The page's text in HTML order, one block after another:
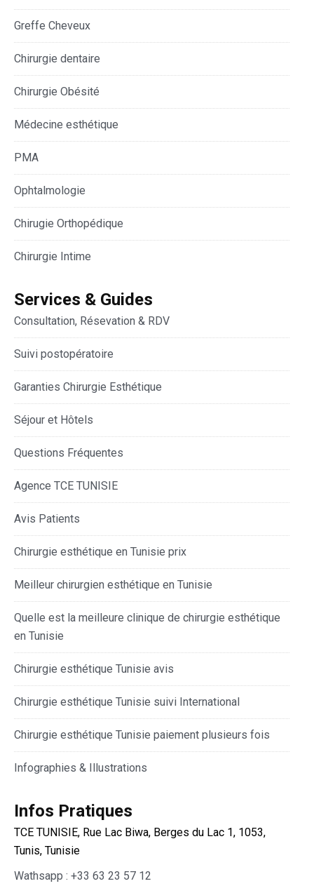
Greffe Cheveux
Chirurgie dentaire
Chirurgie Obésité
Médecine esthétique
PMA
Ophtalmologie
Chirugie Orthopédique
Chirurgie Intime
Services & Guides
Consultation, Résevation & RDV
Suivi postopératoire
Garanties Chirurgie Esthétique
Séjour et Hôtels
Questions Fréquentes
Agence TCE TUNISIE
Avis Patients
Chirurgie esthétique en Tunisie prix
Meilleur chirurgien esthétique en Tunisie
Quelle est la meilleure clinique de chirurgie esthétique
en Tunisie
Chirurgie esthétique Tunisie avis
Chirurgie esthétique Tunisie suivi International
Chirurgie esthétique Tunisie paiement plusieurs fois
Infographies & Illustrations
Infos Pratiques
TCE TUNISIE, Rue Lac Biwa, Berges du Lac 1, 1053,
Tunis, Tunisie
Wathsapp : +33 63 23 57 12